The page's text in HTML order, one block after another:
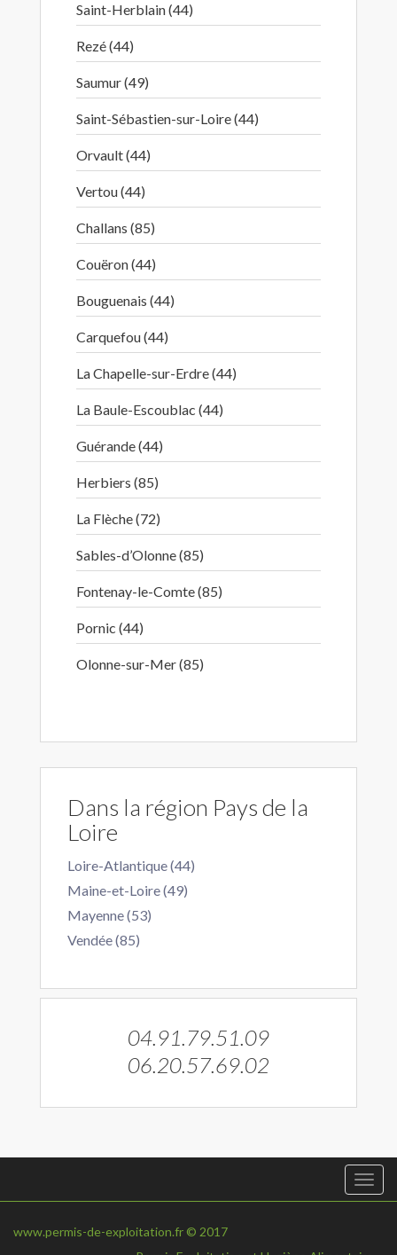
Saint-Herblain (44)
Rezé (44)
Saumur (49)
Saint-Sébastien-sur-Loire (44)
Orvault (44)
Vertou (44)
Challans (85)
Couëron (44)
Bouguenais (44)
Carquefou (44)
La Chapelle-sur-Erdre (44)
La Baule-Escoublac (44)
Guérande (44)
Herbiers (85)
La Flèche (72)
Sables-d’Olonne (85)
Fontenay-le-Comte (85)
Pornic (44)
Olonne-sur-Mer (85)
Dans la région Pays de la
Loire
Loire-Atlantique (44)
Maine-et-Loire (49)
Mayenne (53)
Vendée (85)
04.91.79.51.09
06.20.57.69.02
www.permis-de-exploitation.fr © 2017